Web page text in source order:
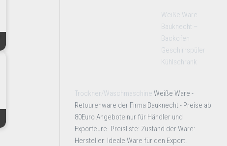
Weiße Ware
Bauknecht –
Backofen
Geschirrspüler
Kühlschrank
Trockner/Waschmaschine Weiße Ware -
Retourenware der Firma Bauknecht - Preise ab
80Euro Angebote nur für Händler und
Exporteure. Preisliste: Zustand der Ware:
Hersteller: Ideale Ware für den Export.